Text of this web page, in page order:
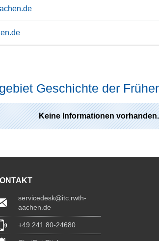
Geschichte der
Keine Informationen vorhanden.
servicedesk@itc.rwth-
aachen.de
+49 241 80-24680